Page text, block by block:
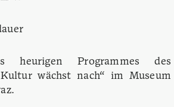
heurigen Programmes des
wächst nach“ im Museum